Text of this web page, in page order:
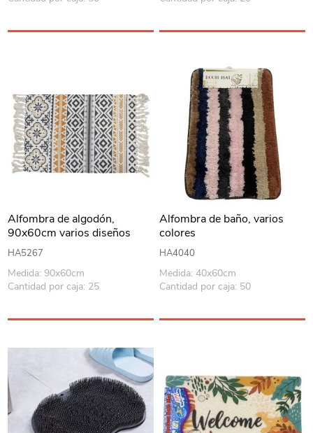
Alfombra de algodón,
90x60cm varios diseños
HA5267
Medida: 90x60cm
Cantidad por caja: 25
Alfombra de baño, varios
colores
HA4040
Medida: 40x60cm
Cantidad por caja: 50